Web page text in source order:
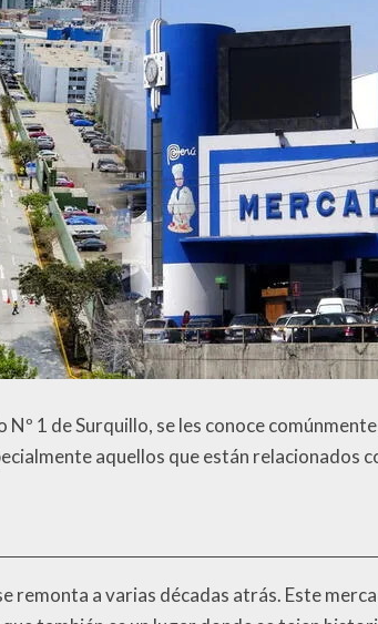
1 de Surquillo, se les conoce
aquellos que están relacionados
remonta a varias décadas atrás. Este